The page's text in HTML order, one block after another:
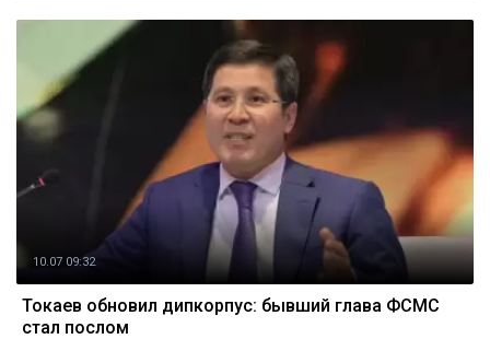
10.07 09:32
Токаев обновил дипкорпус: бывший глава ФСМС
стал послом